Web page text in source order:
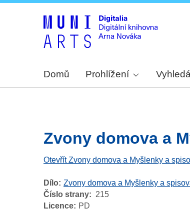
Domů Prohlížení
Zvony domova a
Otevřít Zvony domova a Myšlenky a
Dílo Zvony domova a Myšlenky a
Číslo strany
215
Licence
PD